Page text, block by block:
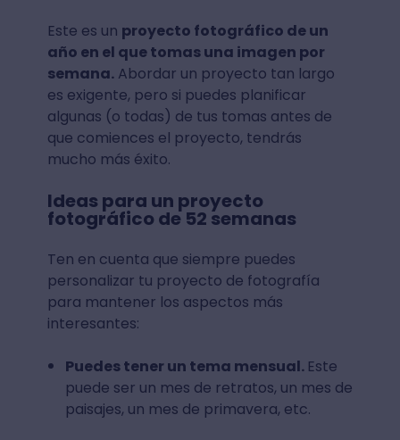
Este es un proyecto fotográfico de un
año en el que tomas una imagen por
semana.Abordar un proyecto tan largo
es exigente, pero si puedes planificar
algunas (o todas) de tus tomas antes de
que comiences el proyecto, tendrás
mucho más éxito.
Ideas para un proyecto
fotográfico de 52 semanas
Ten en cuenta que siempre puedes
personalizar tu proyecto de fotografía
para mantener los aspectos más
interesantes:
Puedes tener un tema mensual. Este
puede ser un mes de retratos, un mes de
paisajes, un mes de primavera, etc.